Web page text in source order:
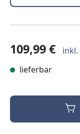
109,99 € inkl.
lieferbar